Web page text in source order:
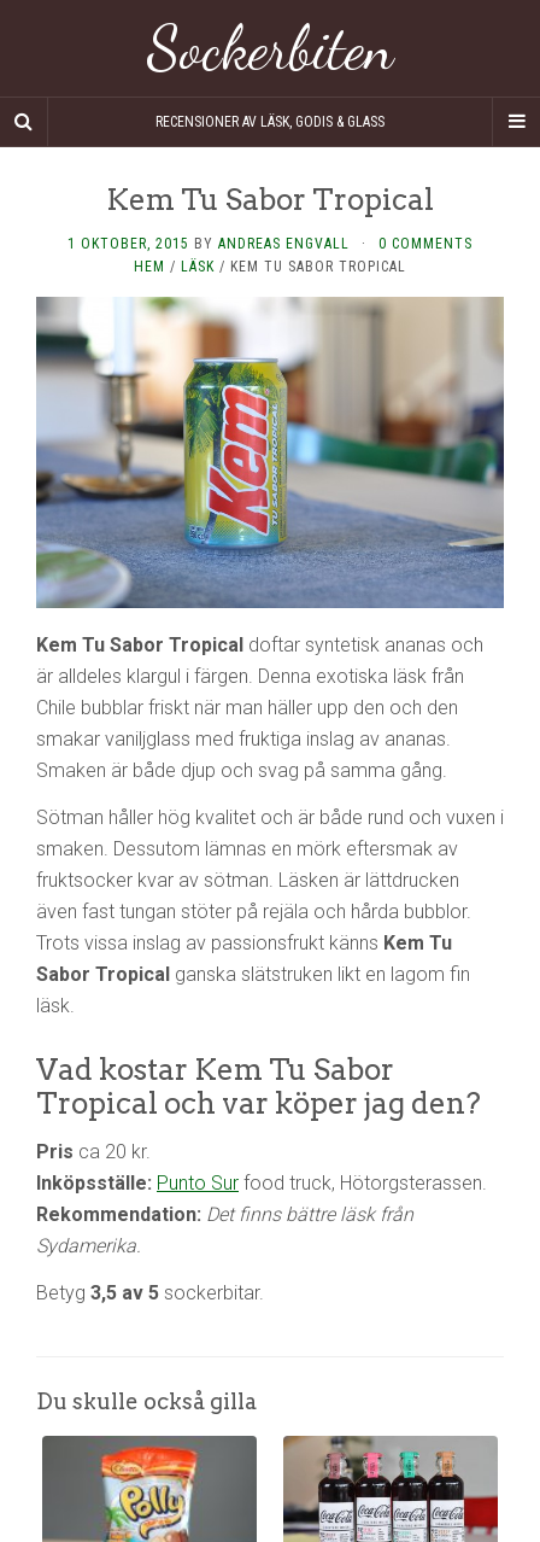
Sockerbiten
RECENSIONER AV LÄSK, GODIS & GLASS
Kem Tu Sabor Tropical
1 OKTOBER, 2015 BY ANDREAS ENGVALL ·
0 COMMENTS
HEM / LÄSK / KEM TU SABOR TROPICAL
Kem Tu Sabor Tropical doftar syntetisk ananas och
är alldeles klargul i färgen. Denna exotiska läsk från
Chile bubblar friskt när man häller upp den och den
smakar vaniljglass med fruktiga inslag av ananas.
Smaken är både djup och svag på samma gång.
Sötman håller hög kvalitet och är både rund och vuxen i
smaken. Dessutom lämnas en mörk eftersmak av
fruktsocker kvar av sötman. Läsken är lättdrucken
även fast tungan stöter på rejäla och hårda bubblor.
Trots vissa inslag av passionsfrukt känns Kem Tu
Sabor Tropical ganska slätstruken likt en lagom fin
läsk.
Vad kostar Kem Tu Sabor
Tropical och var köper jag den?
Pris ca 20 kr.
Inköpsställe: Punto Sur food truck, Hötorgsterassen.
Rekommendation: Det finns bättre läsk från
Sydamerika.
Betyg 3,5 av 5 sockerbitar.
Du skulle också gilla